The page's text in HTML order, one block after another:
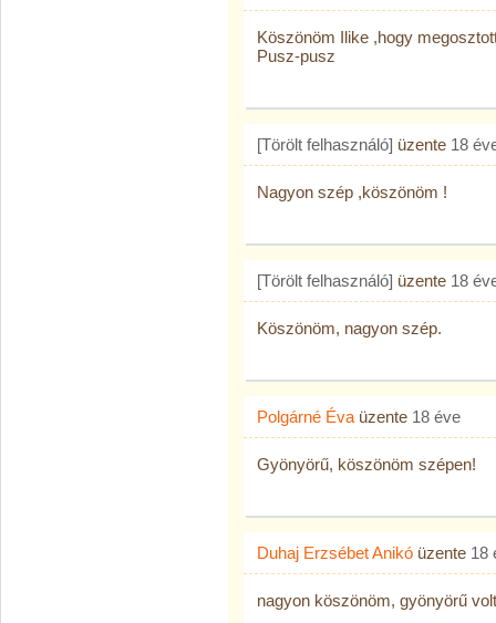
Köszönöm Ilike ,hogy
Pusz-pusz
[Törölt felhasználó] üzente 18
Nagyon szép ,köszönöm !
[Törölt felhasználó] üzente 18
Köszönöm, nagyon szép.
Polgárné Éva üzente 18 éve
Gyönyörű, köszönöm szépen!
Duhaj Erzsébet Anikó üzente 18
nagyon köszönöm, gyönyörű